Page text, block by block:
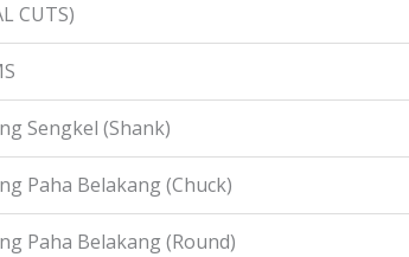
CUTS)
Sengkel (Shank)
Paha Belakang (Chuck)
Paha Belakang (Round)